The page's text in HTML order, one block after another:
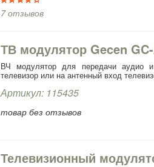
7 отзывов
ТВ модулятор Gecen
ВЧ модулятор для передачи аудио
телевизор или на антенный вход
Артикул: 115435
товар без отзывов
Телевизионный